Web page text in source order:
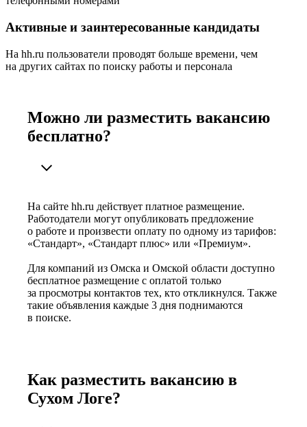
Активные и заинтересованные кандидаты
На hh.ru пользователи проводят больше времени, чем
на других сайтах по поиску работы и персонала
Можно ли разместить вакансию
бесплатно?
На сайте hh.ru действует платное размещение.
Работодатели могут опубликовать предложение
о работе и произвести оплату по одному из тарифов:
«Стандарт», «Стандарт плюс» или «Премиум».
Для компаний из Омска и Омской области доступно
бесплатное размещение с оплатой только
за просмотры контактов тех, кто откликнулся. Также
такие объявления каждые 3 дня поднимаются
в поиске.
Как разместить вакансию в
Сухом Логе?